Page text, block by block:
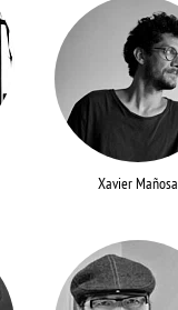
Xavier Mañosa